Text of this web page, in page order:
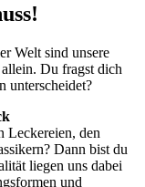
Welt sind unsere
Du fragst dich
unterscheidet?
Leckereien, den
Dann bist du
liegen uns dabei
und